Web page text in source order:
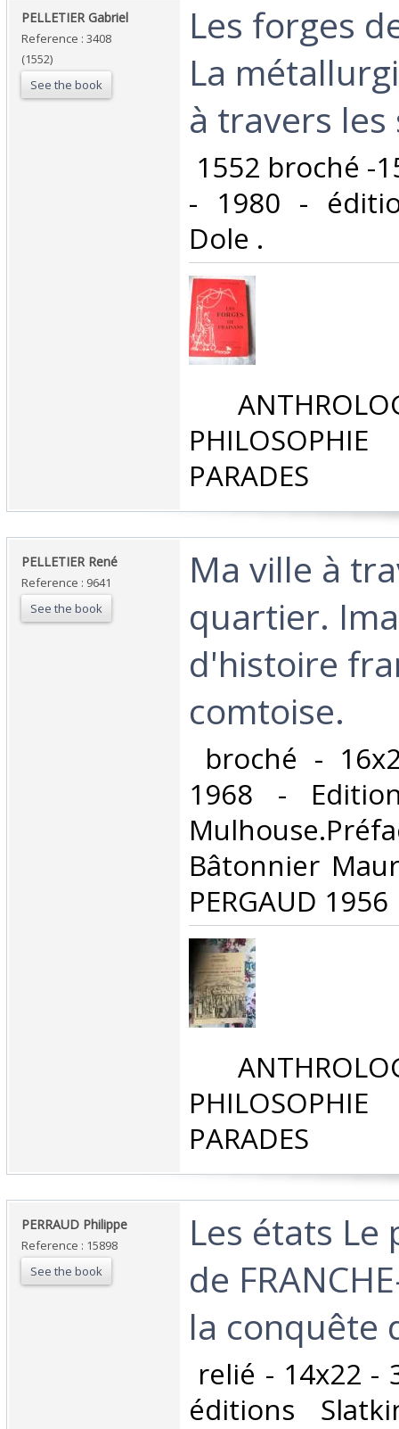
‎PELLETIER Gabriel‎
Reference : 3408
(1552)
See the book
‎Les forges
La
à travers les
1552 broché -
- 1980 -
Dole .‎
PHILOSOPHIE
PARADES‎
‎PELLETIER René‎
Reference : 9641
See the book
‎Ma ville à
quartier.
d'histoire
comtoise.‎
broché -
1968 -
Bâtonnier
PERGAUD 1956‎
PHILOSOPHIE
PARADES‎
‎PERRAUD Philippe‎
Reference : 15898
See the book
‎Les états
de
la conquête
relié - 14x22 -
éditions